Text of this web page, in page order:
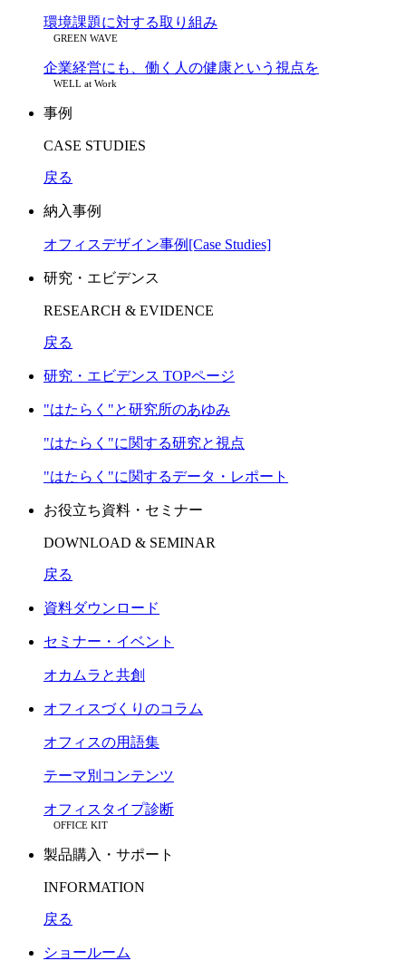
環境課題に対する取り組み
GREEN WAVE
企業経営にも、働く人の健康という視点を
WELL at Work
事例
CASE STUDIES
戻る
納入事例
オフィスデザイン事例[Case Studies]
研究・エビデンス
RESEARCH & EVIDENCE
戻る
研究・エビデンス TOPページ
"はたらく"と研究所のあゆみ
"はたらく"に関する研究と視点
"はたらく"に関するデータ・レポート
お役立ち資料・セミナー
DOWNLOAD & SEMINAR
戻る
資料ダウンロード
セミナー・イベント
オカムラと共創
オフィスづくりのコラム
オフィスの用語集
テーマ別コンテンツ
オフィスタイプ診断
OFFICE KIT
製品購入・サポート
INFORMATION
戻る
ショールーム